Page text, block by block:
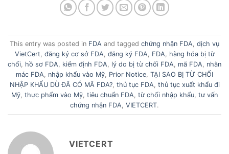
This entry was posted in FDA and tagged chứng nhận FDA dịch vụ
VietCert đăng ký cơ sở FDA đăng ký FDA FDA
hàng hóa bị từ
chối hồ sơ FDA kiểm định FDA lý do bị từ chối FDA mã FDA
nhãn
mác FDA
nhập khẩu vào Mỹ Prior Notice TẠI SAO BỊ TỪ CHỐI
NHẬP KHẨU DÙ ĐÃ CÓ MÃ FDA?, thủ tục FDA thủ tục xuất khẩu đi
Mỹ thực phẩm vào Mỹ tiêu chuẩn FDA từ chối nhập khẩu tư vấn
chứng nhận FDA VIETCERT.
VIETCERT